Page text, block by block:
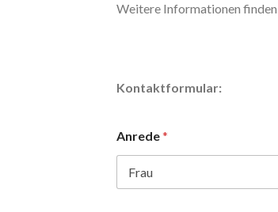
Weitere Informationen
Kontaktformular:
Anrede*